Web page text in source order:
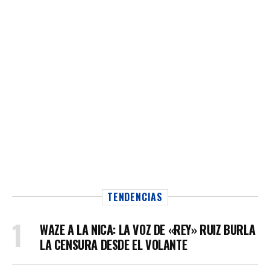
TENDENCIAS
WAZE A LA NICA: LA VOZ DE «REY» RUIZ BURLA
LA CENSURA DESDE EL VOLANTE